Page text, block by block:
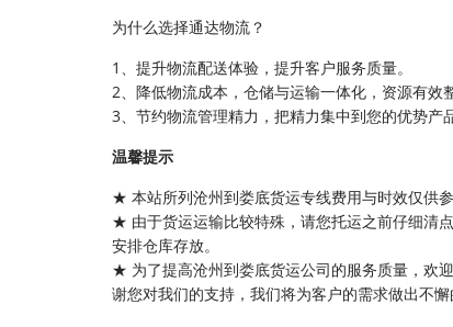
为什么选择通达物流？
1、提升物流配送体验，提升客户服务质量。
2、降低物流成本，仓储与运输一体化，资源有效
3、节约物流管理精力，把精力集中到您的优势产
温馨提示
★ 本站所列沧州到娄底货运专线费用与时效仅供
★ 由于货运运输比较特殊，请您托运之前仔细清
安排仓库存放。
★ 为了提高沧州到娄底货运公司的服务质量，欢
谢您对我们的支持，我们将为客户的需求做出不